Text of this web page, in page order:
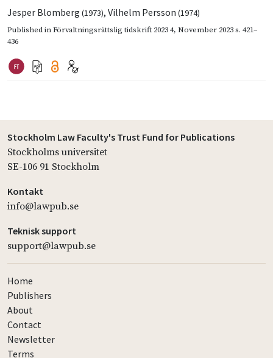
Jesper Blomberg (1973), Vilhelm Persson (1974)
Published inFörvaltningsrättslig tidskrift 2023 4, November 2023s. 421–
436
Stockholm Law Faculty's Trust Fund for Publications
Stockholms universitet
SE-106 91 Stockholm
Kontakt
info@lawpub.se
Teknisk support
support@lawpub.se
Home
Publishers
About
Contact
Newsletter
Terms